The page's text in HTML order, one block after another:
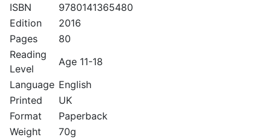
ISBN
9780141365480
Edition
2016
Pages
80
Reading
Level
Age 11-18
Language English
Printed
UK
Format
Paperback
Weight
70g